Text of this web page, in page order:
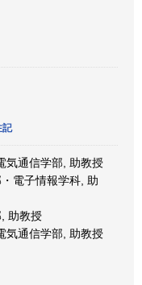
記
気通信学部, 助教授
電子情報学科, 助
助教授
気通信学部, 助教授